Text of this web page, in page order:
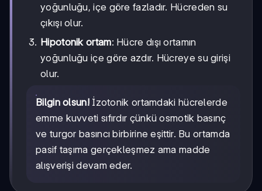
yoğunluğu, içe göre fazladır. Hücreden su
çıkışı olur.
Hipotonik ortam: Hücre dışı ortamın
yoğunluğu içe göre azdır. Hücreye su girişi
olur.
Bilgin olsun!İzotonik ortamdaki hücrelerde
emme kuvveti sıfırdır çünkü osmotik basınç
ve turgor basıncı birbirine eşittir. Bu ortamda
pasif taşıma gerçekleşmez ama madde
alışverişi devam eder.